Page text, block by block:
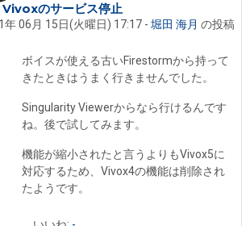
Fumikazu への返信
Vivoxのサービス停止
年 06月 15日(火曜日) 17:17- 堀田 海月 の投稿
ボイスが使える古いFirestormから持って
きたときはうまく行きませんでした。
Singularity Viewerからなら行けるんです
ね。後で試してみます。
機能が縮小されたと言うよりもVivox5に
対応するため、Vivox4の機能は削除され
たようです。